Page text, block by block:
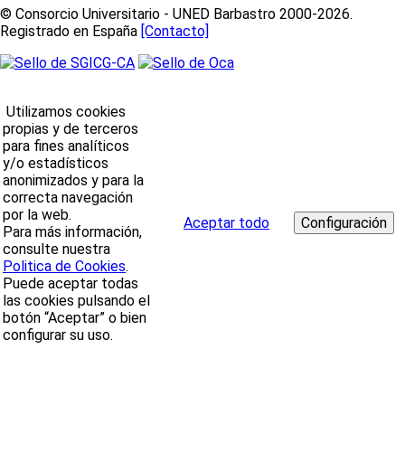
© Consorcio Universitario - UNED Barbastro 2000-2026.
Registrado en España [Contacto]
Utilizamos cookies
propias y de terceros
para fines analíticos
y/o estadísticos
anonimizados y para la
correcta navegación
por la web.
Para más información,
consulte nuestra
Politica de Cookies.
Puede aceptar todas
las cookies pulsando el
botón “Aceptar” o bien
configurar su uso.
Aceptar todo